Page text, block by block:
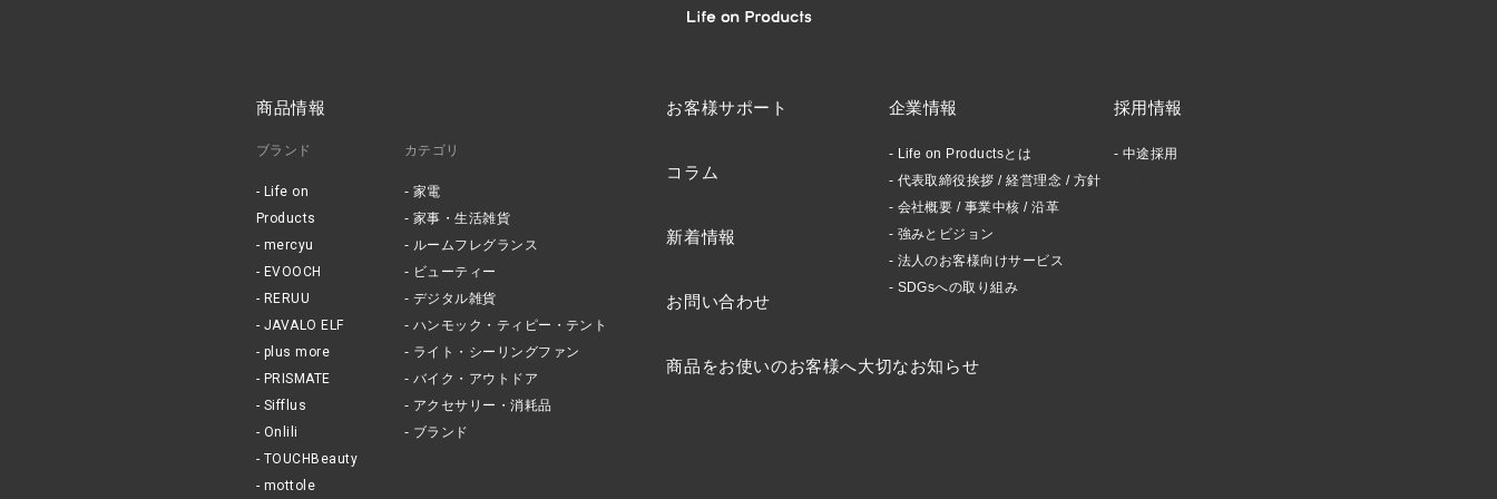
商品情報
ブランド
Life on
Products
mercyu
EVOOCH
RERUU
JAVALO ELF
plus more
PRISMATE
Sifflus
Onlili
TOUCHBeauty
mottole
カテゴリ
家電
家事・生活雑貨
ルームフレグランス
ビューティー
デジタル雑貨
ハンモック・ティピー・テント
ライト・シーリングファン
バイク・アウトドア
アクセサリー・消耗品
ブランド
お客様サポート
コラム
新着情報
お問い合わせ
商品をお使いのお客様へ大切なお知らせ
企業情報
Life on Productsとは
代表取締役挨拶 / 経営理念 / 方針
会社概要 / 事業中核 / 沿革
強みとビジョン
法人のお客様向けサービス
SDGsへの取り組み
採用情報
中途採用